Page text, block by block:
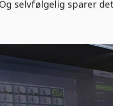
selvfølgelig sparer